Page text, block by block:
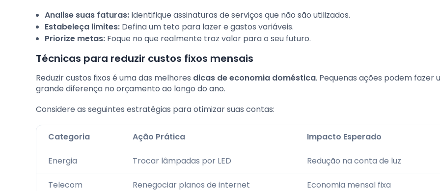
Analise suas faturas: Identifique assinaturas de serviços que não são utilizados.
Estabeleça limites: Defina um teto para lazer e gastos variáveis.
Priorize metas: Foque no que realmente traz valor para o seu futuro.
Técnicas para reduzir custos fixos mensais
Reduzir custos fixos é uma das melhores dicas de economia doméstica. Pequenas ações podem fazer
grande diferença no orçamento ao longo do ano.
Considere as seguintes estratégias para otimizar suas contas:
Categoria Ação Prática Impacto Esperado
Energia Trocar lâmpadas por LED Redução na conta de luz
Telecom Renegociar planos de internet Economia mensal fixa